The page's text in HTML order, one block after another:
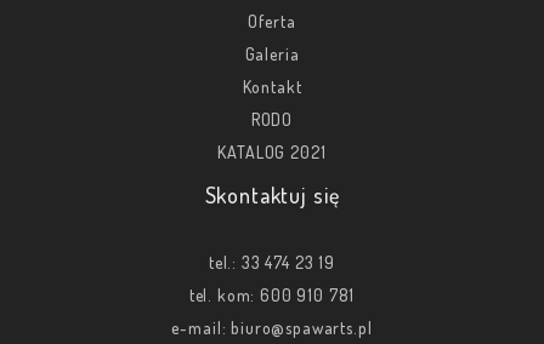
Oferta
Galeria
Kontakt
RODO
KATALOG 2021
Skontaktuj się
tel.: 33 474 23 19
tel. kom:600 910 781
e-mail:biuro@spawarts.pl